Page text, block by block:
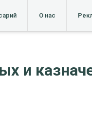
О нас
и